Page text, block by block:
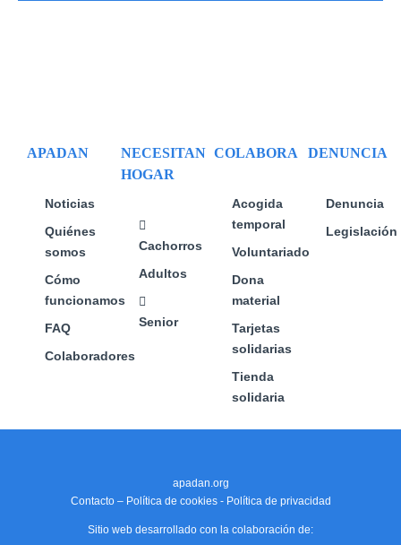
APADAN
Noticias
Quiénes
somos
Cómo
funcionamos
FAQ
Colaboradores
NECESITAN
HOGAR
Cachorros
Adultos
Senior
COLABORA
Acogida
temporal
Voluntariado
Dona
material
Tarjetas
solidarias
Tienda
solidaria
DENUNCIA
Denuncia
Legislación
apadan.org
Contacto– Política de cookies- Política de privacidad
Sitio web desarrollado con la colaboración de: